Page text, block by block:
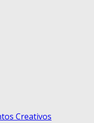
Creativos